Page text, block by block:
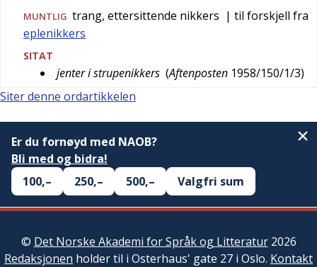
MUNTLIG trang, ettersittende nikkers | til forskjell fra
eplenikkers
SITAT
jenter i strupenikkers (Aftenposten 1958/150/1/3)
Siter denne ordartikkelen
Er du fornøyd med NAOB?
Bli med og bidra!
100,–
250,– 500,– Valgfri sum
© Det Norske Akademi for Språk og Litteratur2026
Redaksjonen holder til i Osterhaus' gate 27 i Oslo. Kontakt